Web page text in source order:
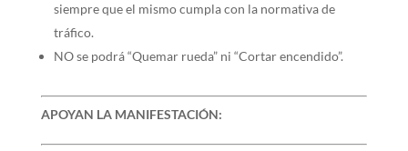
siempre que el mismo cumpla con la normativa de
tráfico.
NO se podrá “Quemar rueda” ni “Cortar encendido”.
APOYAN LA MANIFESTACIÓN: